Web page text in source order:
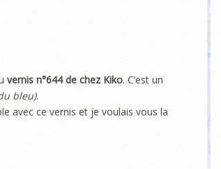
vernis n°644 de chez Kiko. C’est un
bleu).
avec ce vernis et je voulais vous la